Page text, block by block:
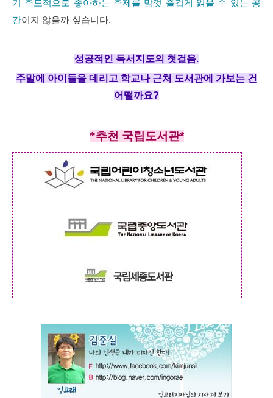
기 주도적으로 좋아하는 주제를 맘껏 즐겁게 읽을 수 있는 공
간이지 않을까 싶습니다.
성공적인 독서지도의 첫걸음.
주말에 아이들을 데리고 학교나 근처 도서관에 가보는 건
어떨까요?
*추천 국립도서관*